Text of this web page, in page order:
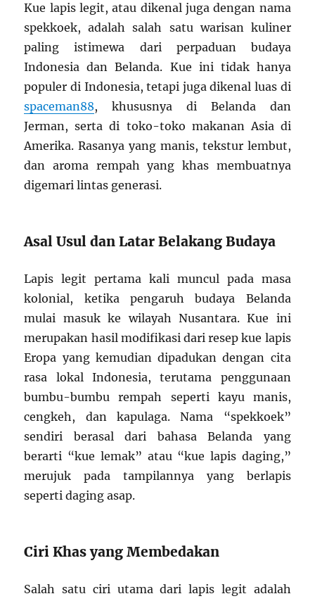
Kue lapis legit, atau dikenal juga dengan nama
spekkoek, adalah salah satu warisan kuliner
paling istimewa dari perpaduan budaya
Indonesia dan Belanda. Kue ini tidak hanya
populer di Indonesia, tetapi juga dikenal luas di
spaceman88, khususnya di Belanda dan
Jerman, serta di toko-toko makanan Asia di
Amerika. Rasanya yang manis, tekstur lembut,
dan aroma rempah yang khas membuatnya
digemari lintas generasi.
Asal Usul dan Latar Belakang Budaya
Lapis legit pertama kali muncul pada masa
kolonial, ketika pengaruh budaya Belanda
mulai masuk ke wilayah Nusantara. Kue ini
merupakan hasil modifikasi dari resep kue lapis
Eropa yang kemudian dipadukan dengan cita
rasa lokal Indonesia, terutama penggunaan
bumbu-bumbu rempah seperti kayu manis,
cengkeh, dan kapulaga. Nama “spekkoek”
sendiri berasal dari bahasa Belanda yang
berarti “kue lemak” atau “kue lapis daging,”
merujuk pada tampilannya yang berlapis
seperti daging asap.
Ciri Khas yang Membedakan
Salah satu ciri utama dari lapis legit adalah